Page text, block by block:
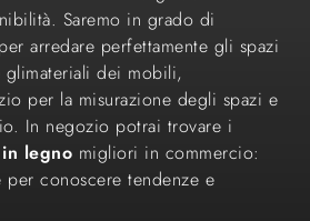
Saremo in grado di
arredare perfettamente gli spazi
dei mobili,
per la misurazione degli spazi e
In negozio potrai trovare i
in legno migliori in commercio:
conoscere tendenze e